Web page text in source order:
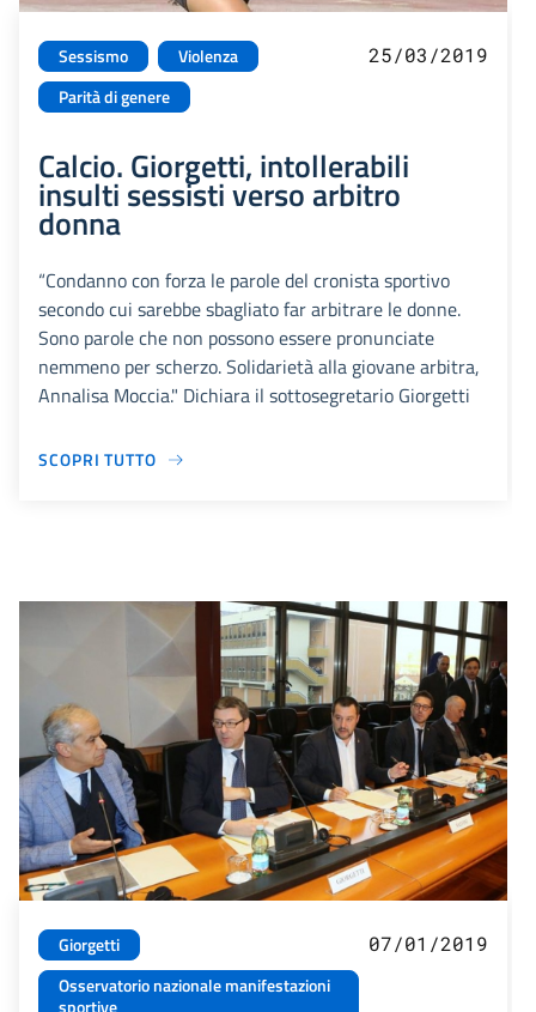
Sessismo
Violenza
Parità di genere
25/03/2019
Calcio. Giorgetti, intollerabili
insulti sessisti verso arbitro
donna
“Condanno con forza le parole del cronista sportivo
secondo cui sarebbe sbagliato far arbitrare le donne.
Sono parole che non possono essere pronunciate
nemmeno per scherzo. Solidarietà alla giovane arbitra,
Annalisa Moccia." Dichiara il sottosegretario Giorgetti
SCOPRI TUTTO
Giorgetti
Osservatorio nazionale manifestazioni
07/01/2019